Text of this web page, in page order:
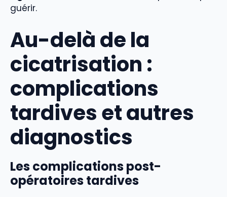
guérir.
Au-delà de la
cicatrisation :
complications
tardives et autres
diagnostics
Les complications post-
opératoires tardives